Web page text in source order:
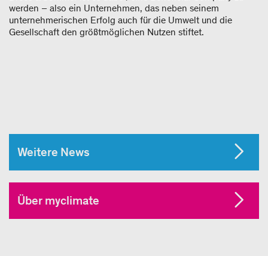
werden – also ein Unternehmen, das neben seinem
unternehmerischen Erfolg auch für die Umwelt und die
Gesellschaft den größtmöglichen Nutzen stiftet.
Weitere News
Über myclimate